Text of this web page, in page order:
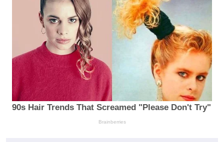
90s Hair Trends That Screamed "Please Don't Try"
Brainberries